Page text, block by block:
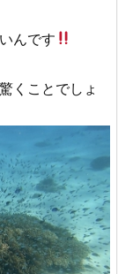
んです
くことでしょ